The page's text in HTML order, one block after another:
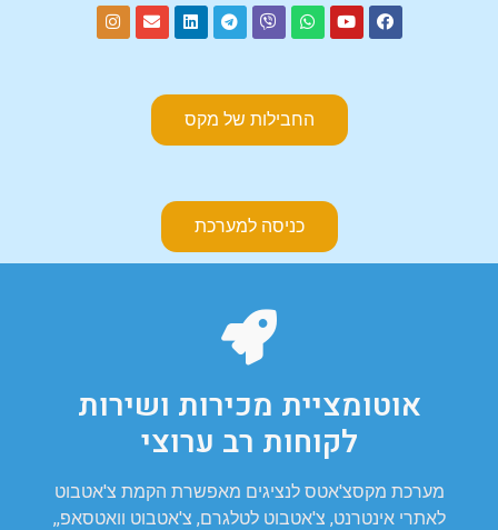
כניסה למערכת
החבילות של מקס
אוטומציית מכירות ושירות
לקוחות רב ערוצי
מערכת מקסצ'אטס לנציגים מאפשרת הקמת צ'אטבוט
לאתרי אינטרנט, צ'אטבוט לטלגרם, צ'אטבוט וואטסאפ,,